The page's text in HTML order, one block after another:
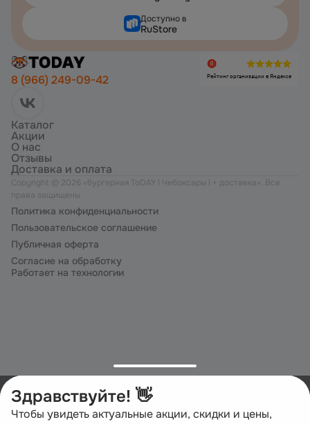
Доступно в
RuStore
8 (966) 249-09-42 Рейтинг организации в Яндексе
Каталог
Акции
О нас
Отзывы
Доставка и оплата
Copyright © 2026 «бургерная ToDAY I Чебоксары I + доставка». Все
права защищены
Политика конфиденциальности
Пользовательское соглашение
Публичная оферта
Согласие на обработку
Работает на технологии
Здравствуйте! 👋
Чтобы увидеть актуальные акции, скидки и цены,